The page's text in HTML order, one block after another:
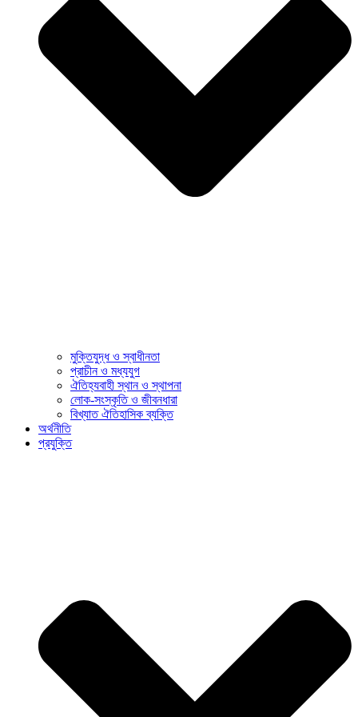
মুক্তিযুদ্ধ ও স্বাধীনতা
প্রাচীন ও মধ্যযুগ
ঐতিহ্যবাহী স্থান ও স্থাপনা
লোক-সংস্কৃতি ও জীবনধারা
বিখ্যাত ঐতিহাসিক ব্যক্তি
অর্থনীতি
প্রযুক্তি